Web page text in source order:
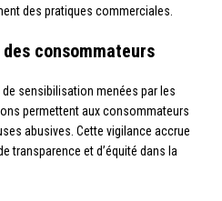
des pratiques commerciales.
consommateurs
sensibilisation menées par les
permettent aux consommateurs
abusives. Cette vigilance accrue
transparence et d’équité dans la